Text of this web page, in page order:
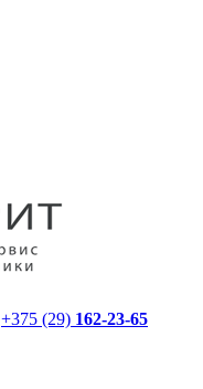
+375 (29) 162-23-65